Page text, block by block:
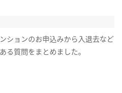
ションのお申込みから入退去など
る質問をまとめました。